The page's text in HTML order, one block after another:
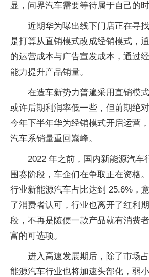
显，问界汽车需要等待属于自己的时
近期华为曝出线下门店正在寻
是打算从直销模式改成经销模式，
的运营成本与广告宣发成本，通过
能力提升产品销量。
在造车新势力普遍采用直销模
或许后期利润率低一些，但前期绝
今年下半年华为经销模式开启运营
汽车系销量重回巅峰。
2022 年之前，国内新能源汽车
围赛阶段，车企们在争取正在资格
行业新能源汽车占比达到 25.6%，
了消费者认可，行业也离开了红利
段，不再是随便一款产品就有消费
富的可选项。
进入高速发展期后，除了市场
能源汽车行业也将加速头部化，弱